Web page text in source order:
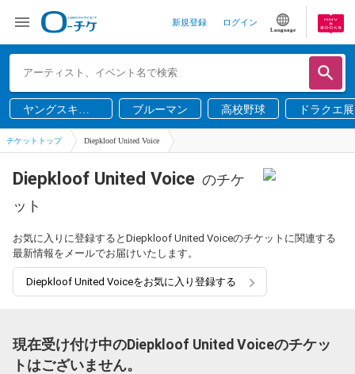
新規登録 ログイン
Language
ヤングスキニ
ー
ブルーマン 高校野球 ドラクエ展
チケットトップ Diepkloof United Voice
Diepkloof United Voice のチケ
ット
お気に入りに登録するとDiepkloof United Voiceのチケットに関連する
最新情報をメールでお届けいたします。
Diepkloof United Voiceをお気に入り登録する
現在受け付け中のDiepkloof United Voiceのチケッ
トはございません。